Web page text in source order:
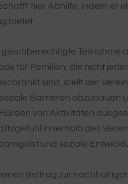
hier Abhilfe, indem er
bietet.
Teilnahme
für Familien, die nicht
sind, stellt der
Barrieren abzubauen
von Aktivitäten
innerhalb des
und soziale
Beitrag zur